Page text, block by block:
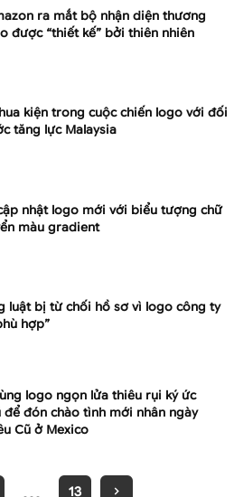
ra mắt bộ nhận diện thương
được “thiết kế” bởi thiên nhiên
kiện trong cuộc chiến logo với đối
tăng lực Malaysia
nhật logo mới với biểu tượng chữ
màu gradient
luật bị từ chối hồ sơ vì logo công ty
hợp”
logo ngọn lửa thiêu rụi ký ức
để đón chào tình mới nhân ngày
Cũ ở Mexico
… 13